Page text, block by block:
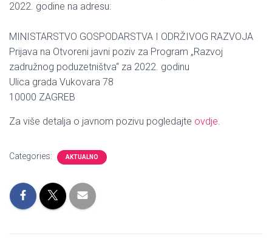
2022. godine na adresu:
MINISTARSTVO GOSPODARSTVA I ODRŽIVOG RAZVOJA
Prijava na Otvoreni javni poziv za Program „Razvoj
zadružnog poduzetništva“ za 2022. godinu
Ulica grada Vukovara 78
10000 ZAGREB
Za više detalja o javnom pozivu pogledajte ovdje.
Categories: AKTUALNO